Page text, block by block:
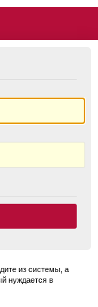
из системы, а
нуждается в